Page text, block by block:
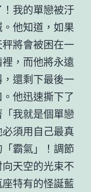
我的單戀被汙
他知道，如果
將會被困在一
，而他將永遠
還剩下最後一
他迅速撕下了
我就是個單戀
須用自己最真
霸氣」！調節
天空的光束不
特有的怪誕藍